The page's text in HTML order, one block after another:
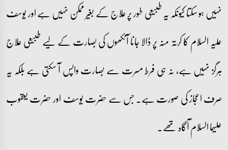
نہیں ہو سکتا کیونکہ یہ طبیعی طور پر علاج کے بغیر ممکن نہیں ہے اور یوسف
علیہ السلام کا کرتہ منہ پر ڈالا جانا آنکھوں کی بصارت کے لیے طبیعی علاج
ہرگز نہیں ہے، نہ ہی فرط مسرت سے بصارت واپس آ سکتی ہے بلکہ یہ
صرف اعجاز کی صورت ہے۔ جس سے حضرت یوسف اور حضرت یعقوب
علیہما السلام آگاہ تھے۔